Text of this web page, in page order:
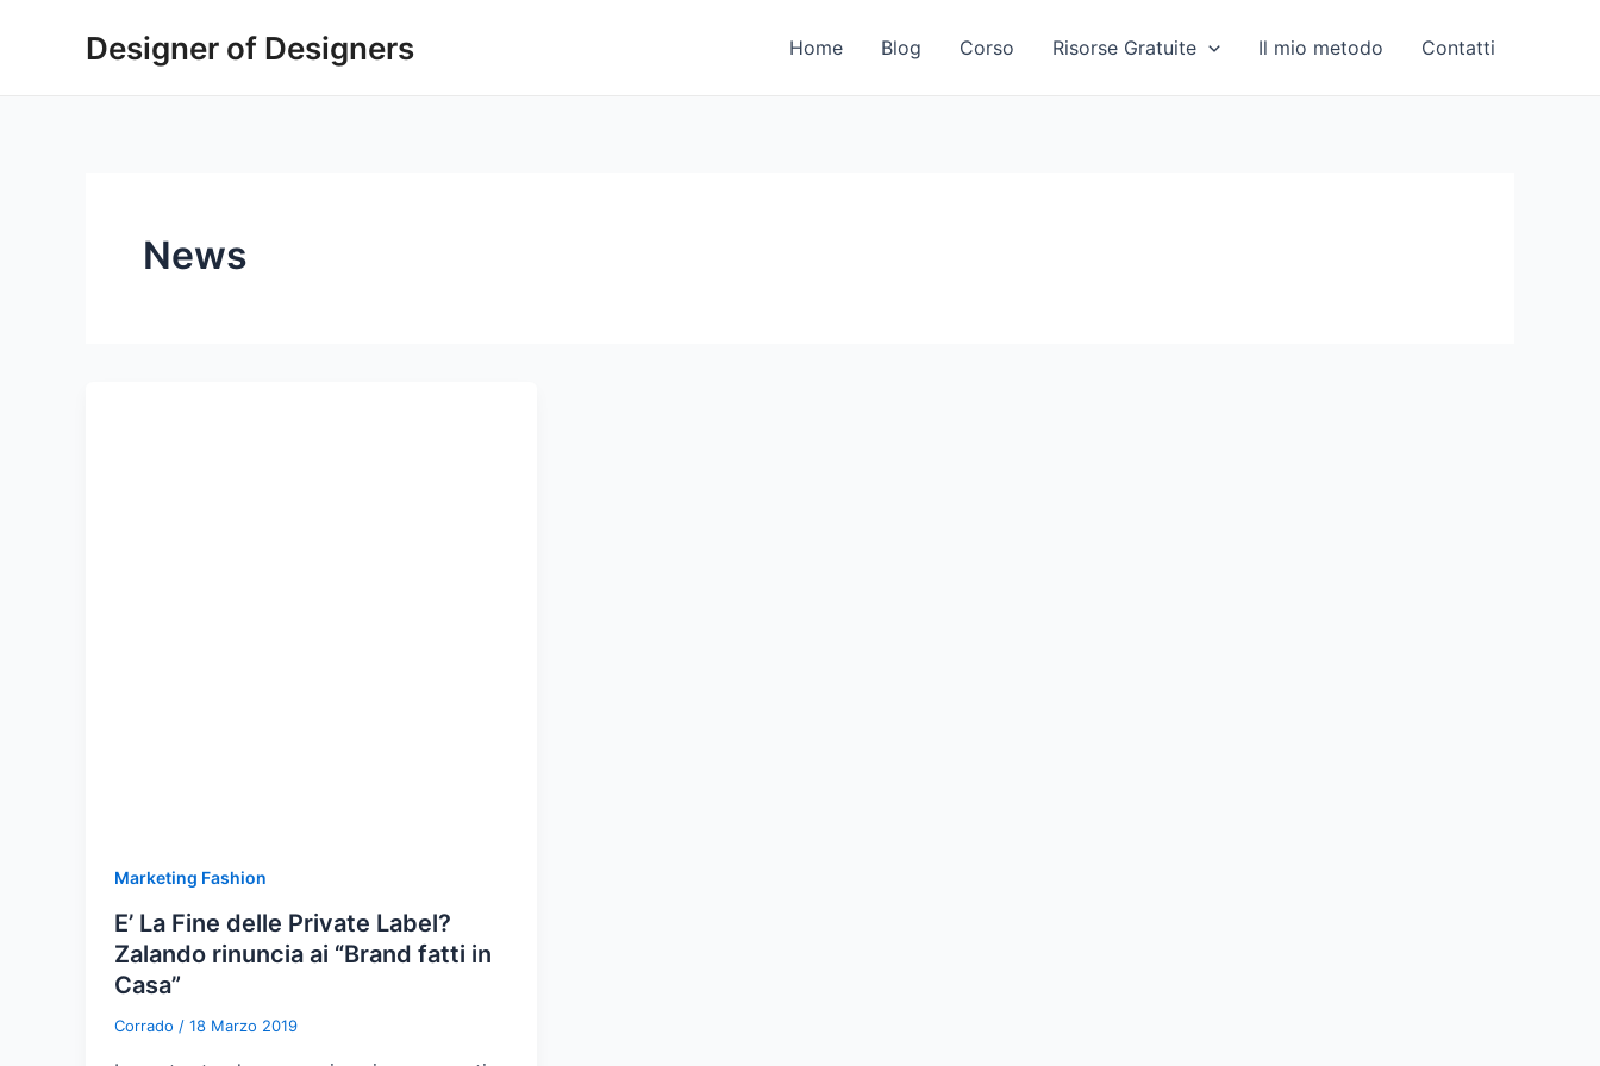
Designer of Designers Home Blog Corso Risorse Gratuite Il mio metodo Contatti
News
Marketing Fashion
E’ La Fine delle Private Label?
Zalando rinuncia ai “Brand fatti in
Casa”
Corrado / 18 Marzo 2019